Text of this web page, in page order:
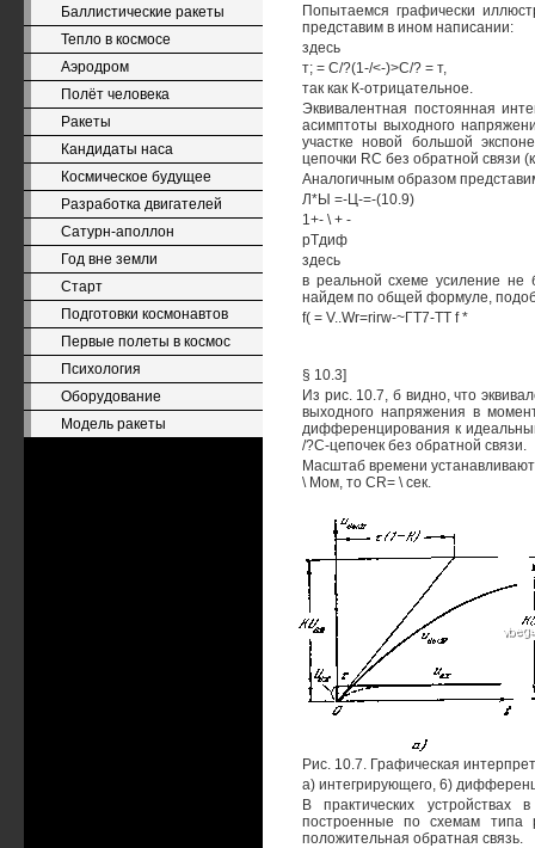
Баллистические ракеты
Тепло в космосе
Аэродром
Полёт человека
Ракеты
Кандидаты наса
Космическое будущее
Разработка двигателей
Сатурн-аполлон
Год вне земли
Старт
Подготовки космонавтов
Первые полеты в космос
Психология
Оборудование
Модель ракеты
Попытаемся графически
представим в ином написании:
здесь
т; = С/?(1-/<-)>С/? = т,
так как К-отрицательное.
Эквивалентная постоянная
асимптоты выходного
участке новой большой
цепочки RC без обратной связи
Аналогичным образом
Л*Ы =-Ц-=-(10.9)
1+- \ + -
рТдиф
здесь
в реальной схеме усиление не
найдем по общей формуле,
f( = V..Wr=rirw-~ГТ7-ТТ f *
§ 10.3]
Из рис. 10.7, б видно, что
выходного напряжения в
дифференцирования к
/?С-цепочек без обратной связи.
Масштаб времени
\ Мом, то CR= \ сек.
Рис. 10.7. Графическая
а) интегрирующего, 6)
В практических устройствах
построенные по схемам типа
положительная обратная связь.